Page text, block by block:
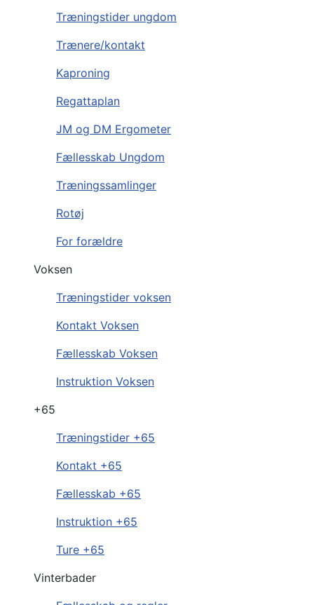
Træningstider ungdom
Trænere/kontakt
Kaproning
Regattaplan
JM og DM Ergometer
Fællesskab Ungdom
Træningssamlinger
Rotøj
For forældre
Voksen
Træningstider voksen
Kontakt Voksen
Fællesskab Voksen
Instruktion Voksen
+65
Træningstider +65
Kontakt +65
Fællesskab +65
Instruktion +65
Ture +65
Vinterbader